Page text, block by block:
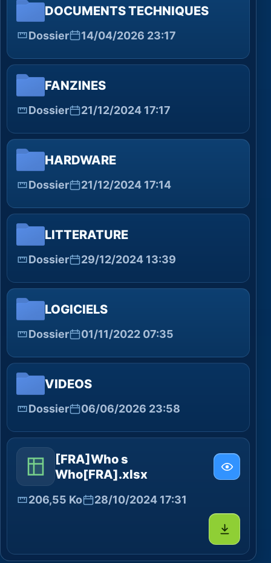
DOCUMENTS TECHNIQUES
Dossier 14/04/2026 23:17
FANZINES
Dossier 21/12/2024 17:17
HARDWARE
Dossier 21/12/2024 17:14
LITTERATURE
Dossier 29/12/2024 13:39
LOGICIELS
Dossier 01/11/2022 07:35
VIDEOS
Dossier 06/06/2026 23:58
[FRA]Who s
Who[FRA].xlsx
206,55 Ko 28/10/2024 17:31